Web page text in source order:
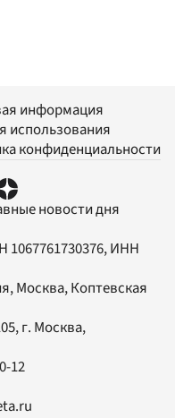
информация
использования
конфиденциальности
новости дня
1067761730376, ИНН
Москва, Коптевская
, г. Москва,
12